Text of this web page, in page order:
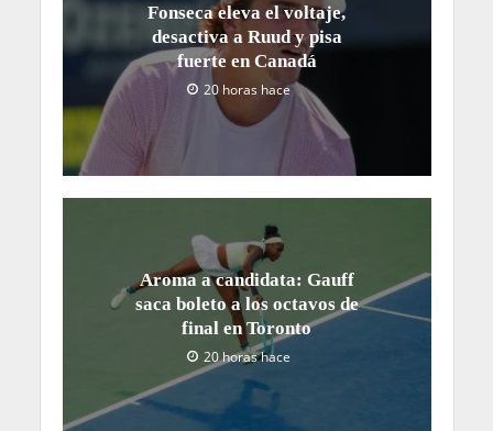
Fonseca eleva el voltaje,
desactiva a Ruud y pisa
fuerte en Canadá
20 horas hace
Aroma a candidata: Gauff
saca boleto a los octavos de
final en Toronto
20 horas hace